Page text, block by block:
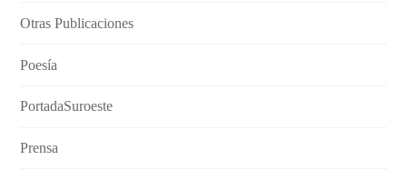
Otras Publicaciones
Poesía
PortadaSuroeste
Prensa